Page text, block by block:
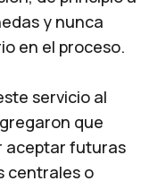
y nunca
en el proceso.
servicio al
que
aceptar futuras
centrales o